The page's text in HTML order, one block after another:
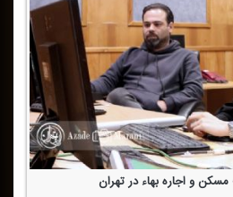
و اجاره بهاء در تهران